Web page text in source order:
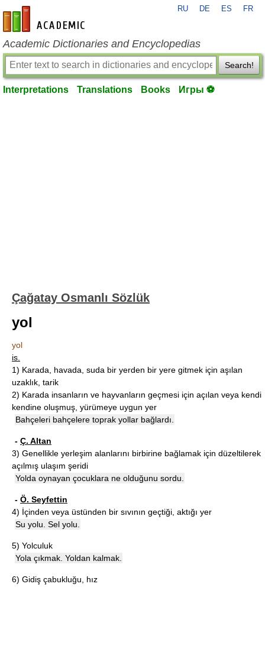
en-academic.com
RU DE ES FR
Academic Dictionaries and Encyclopedias
Search!
Interpretations Translations Books Игры ⚽
Çağatay Osmanlı Sözlük
yol
yol
is.
1) Karada, havada, suda bir yerden bir yere gitmek için aşılan
uzaklık, tarik
2) Karada insanların ve hayvanların geçmesi için açılan veya kendi
kendine oluşmuş, yürümeye uygun yer
Bahçeleri bahçelere toprak yollar bağlardı.
- Ç. Altan
3) Genellikle yerleşim alanlarını birbirine bağlamak için düzeltilerek
açılmış ulaşım şeridi
Yolda oynayan çocuklara ne olduğunu sordu.
- Ö. Seyfettin
4) İçinden veya üstünden bir sıvının geçtiği, aktığı yer
Su yolu. Sel yolu.
5) Yolculuk
Yola çıkmak. Yoldan kalmak.
6) Gidiş çabukluğu, hız